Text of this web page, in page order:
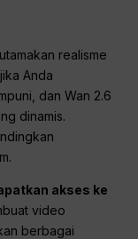
realisme
Anda
dan Wan 2.6
dinamis.
akses ke
video
berbagai